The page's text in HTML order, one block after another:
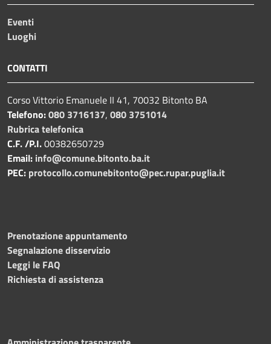
Eventi
Luoghi
CONTATTI
Corso Vittorio Emanuele II 41, 70032 Bitonto BA
Telefono:080 3716137, 080 3751014
Rubrica telefonica
C.F. /P.I.00382650729
Email: info@comune.bitonto.ba.it
PEC: protocollo.comunebitonto@pec.rupar.puglia.it
Prenotazione appuntamento
Segnalazione disservizio
Leggi le FAQ
Richiesta di assistenza